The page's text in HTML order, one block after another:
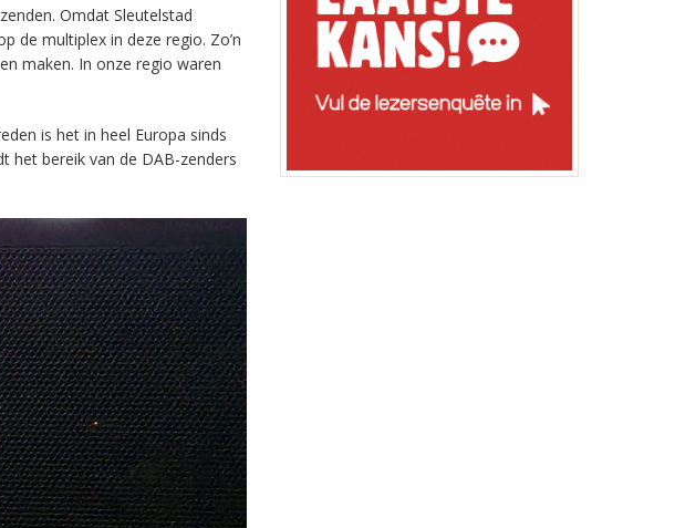
Omdat Sleutelstad
de multiplex in deze regio. Zo’n
maken. In onze regio waren
is het in heel Europa sinds
het bereik van de DAB-zenders